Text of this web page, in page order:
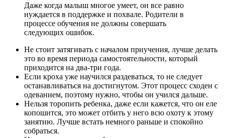
Даже когда малыш многое умеет, он все равно
нуждается в поддержке и похвале. Родители в
процессе обучения не должны совершать
следующих ошибок.
Не стоит затягивать с началом приучения, лучше делать
это во время периода самостоятельности, который
приходится на два-три года.
Если кроха уже научился раздеваться, то не следует
останавливаться на достигнутом. Этот процесс сходен с
одеванием, поэтому нужно, чтобы он учился дальше.
Нельзя торопить ребенка, даже если кажется, что он еле
копошится, это может отбить у него всю охоту к этому
занятию. Лучше встать немного раньше и спокойно
собраться.